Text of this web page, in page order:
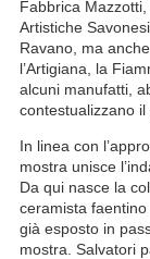
Fabbrica
Artistiche
Ravano, ma
l’Artigiana, la
alcuni manufatti,
contestualizzano
In linea con
mostra unisce
Da qui nasce la
ceramista
già esposto in
mostra. Salvatori